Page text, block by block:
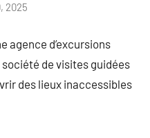
2025
agence d’excursions
de visites guidées
des lieux inaccessibles